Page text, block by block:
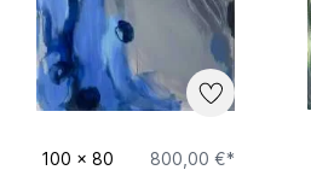
100 x 80
800,00 €*